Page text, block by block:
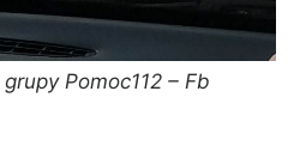
Pomoc112 – Fb